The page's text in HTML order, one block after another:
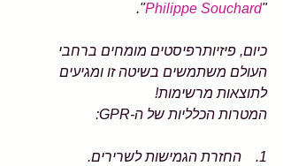
"
Philippe Souchard
".
כיום, פיזיותרפיסטים מומחים ברחבי
העולם משתמשים בשיטה זו ומגיעים
לתוצאות מרשימות!
המטרות הכלליות של ה-GPR:
1.    החזרת הגמישות לשרירים.